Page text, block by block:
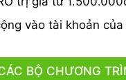
vào tài khoản
BỘ CHƯƠNG